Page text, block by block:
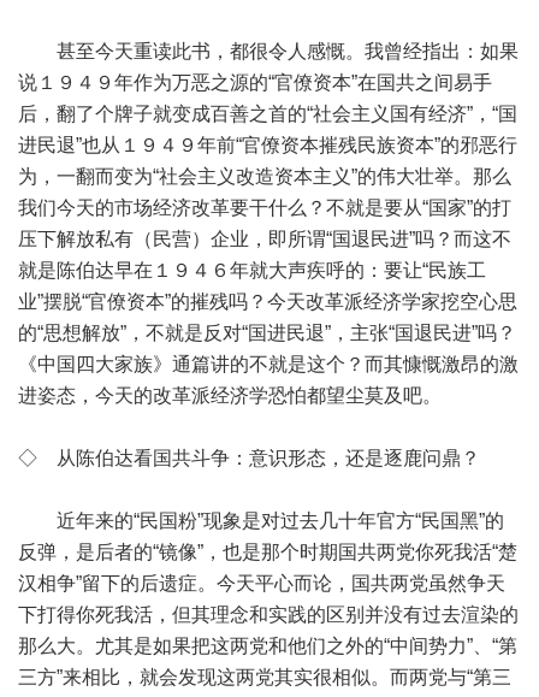
甚至今天重读此书，都很令人感慨。我曾经指出：如果
说１９４９年作为万恶之源的“官僚资本”在国共之间易手
后，翻了个牌子就变成百善之首的“社会主义国有经济”，“国
进民退”也从１９４９年前“官僚资本摧残民族资本”的邪恶行
为，一翻而变为“社会主义改造资本主义”的伟大壮举。那么
我们今天的市场经济改革要干什么？不就是要从“国家”的打
压下解放私有（民营）企业，即所谓“国退民进”吗？而这不
就是陈伯达早在１９４６年就大声疾呼的：要让“民族工
业”摆脱“官僚资本”的摧残吗？今天改革派经济学家挖空心思
的“思想解放”，不就是反对“国进民退”，主张“国退民进”吗？
《中国四大家族》通篇讲的不就是这个？而其慷慨激昂的激
进姿态，今天的改革派经济学恐怕都望尘莫及吧。
◇ 从陈伯达看国共斗争：意识形态，还是逐鹿问鼎？
近年来的“民国粉”现象是对过去几十年官方“民国黑”的
反弹，是后者的“镜像”，也是那个时期国共两党你死我活“楚
汉相争”留下的后遗症。今天平心而论，国共两党虽然争天
下打得你死我活，但其理念和实践的区别并没有过去渲染的
那么大。尤其是如果把这两党和他们之外的“中间势力”、“第
三方”来相比，就会发现这两党其实很相似。而两党与“第三